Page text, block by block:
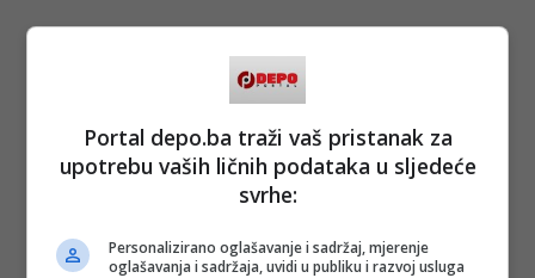
Portal depo.ba traži vaš pristanak za
upotrebu vaših ličnih podataka u sljedeće
svrhe:
Personalizirano oglašavanje i sadržaj, mjerenje
oglašavanja i sadržaja, uvidi u publiku i razvoj usluga